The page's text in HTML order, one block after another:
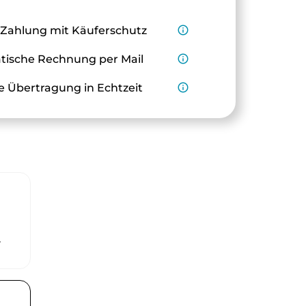
mit Käuferschutz info_outline
Rechnung per Mail info_outline
Übertragung in Echtzeit info_outline